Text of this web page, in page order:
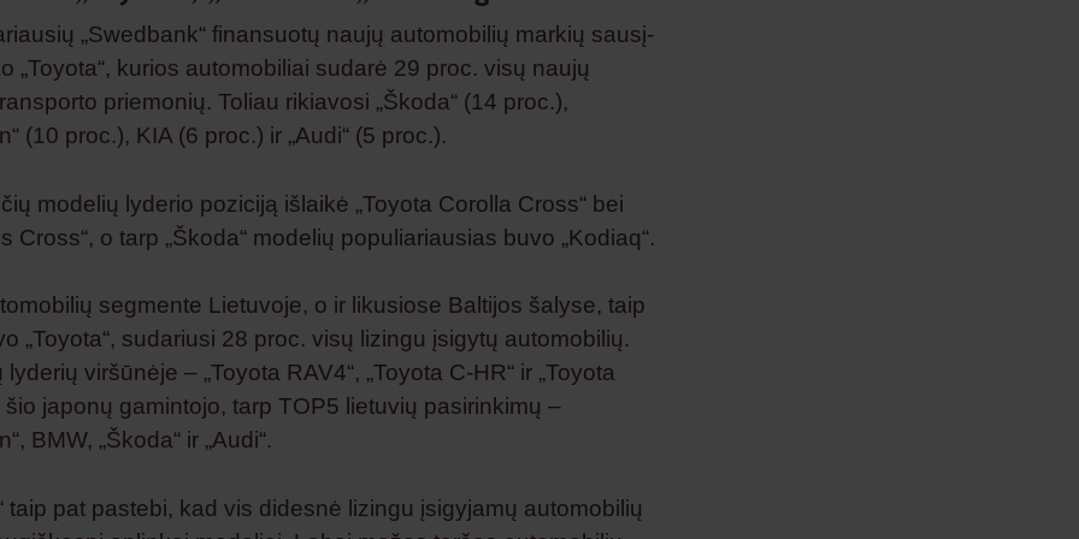
„Swedbank“ finansuotų naujų automobilių markių sausį-
„Toyota“, kurios automobiliai sudarė 29 proc. visų naujų
priemonių. Toliau rikiavosi „Škoda“ (14 proc.),
(10 proc.), KIA (6 proc.) ir „Audi“ (5 proc.).
modelių lyderio poziciją išlaikė „Toyota Corolla Cross“ bei
Cross“, o tarp „Škoda“ modelių populiariausias buvo „Kodiaq“.
segmente Lietuvoje, o ir likusiose Baltijos šalyse, taip
„Toyota“, sudariusi 28 proc. visų lizingu įsigytų automobilių.
viršūnėje – „Toyota RAV4“, „Toyota C-HR“ ir „Toyota
šio japonų gamintojo, tarp TOP5 lietuvių pasirinkimų –
BMW, „Škoda“ ir „Audi“.
taip pat pastebi, kad vis didesnė lizingu įsigyjamų automobilių